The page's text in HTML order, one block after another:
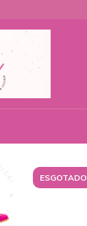
ESGOTADO